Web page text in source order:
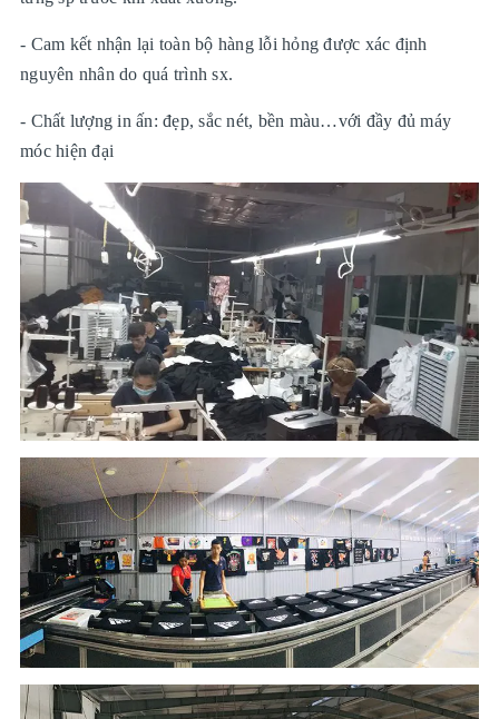
- Cam kết nhận lại toàn bộ hàng lỗi hỏng được xác định
nguyên nhân do quá trình sx.
- Chất lượng in ấn: đẹp, sắc nét, bền màu…với đầy đủ máy
móc hiện đại